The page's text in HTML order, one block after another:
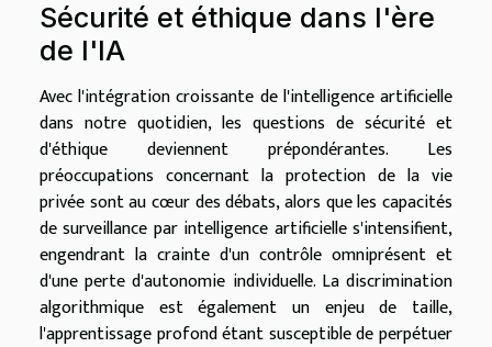
Sécurité et éthique dans l'ère
de l'IA
Avec l'intégration croissante de l'intelligence artificielle
dans notre quotidien, les questions de sécurité et
d'éthique deviennent prépondérantes. Les
préoccupations concernant la protection de la vie
privée sont au cœur des débats, alors que les capacités
de surveillance par intelligence artificielle s'intensifient,
engendrant la crainte d'un contrôle omniprésent et
d'une perte d'autonomie individuelle. La discrimination
algorithmique est également un enjeu de taille,
l'apprentissage profond étant susceptible de perpétuer